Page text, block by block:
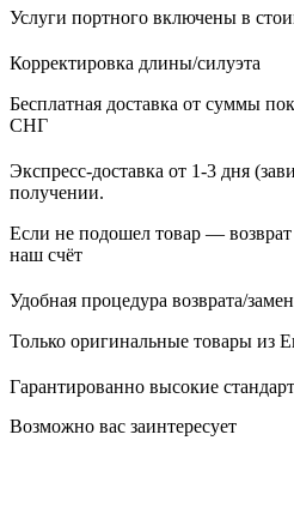
Услуги портного включены в
Корректировка длины/силуэта
Бесплатная доставка от суммы
СНГ
Экспресс-доставка от 1-3 дня
получении.
Если не подошел товар — возврат
наш счёт
Удобная процедура возврата/
Только оригинальные товары из
Гарантированно высокие
Возможно вас заинтересует